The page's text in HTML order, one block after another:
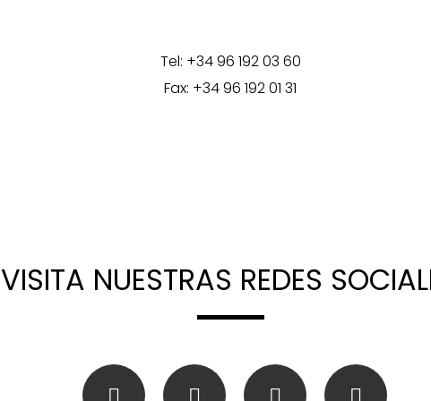
Tel: +34 96 192 03 60
Fax: +34 96 192 01 31
VISITA NUESTRAS REDES